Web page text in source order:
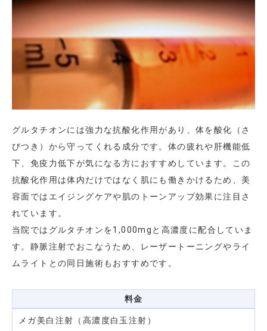
グルタチオンには強力な抗酸化作用があり、体を酸化（さ
びつき）から守ってくれる成分です。体の疲れや肝機能低
下、免疫力低下が気になる方におすすめしています。この
抗酸化作用は体内だけではなく肌にも働きかけるため、美
容面ではエイジングケアや肌のトーンアップ効果に注目さ
れています。
当院ではグルタチオンを1,000mgと高濃度に配合していま
す。静脈注射でおこなうため、レーザートーニングやライ
ムライトとの同日施術もおすすめです。
料金
メガ美白注射（高濃度白玉注射）